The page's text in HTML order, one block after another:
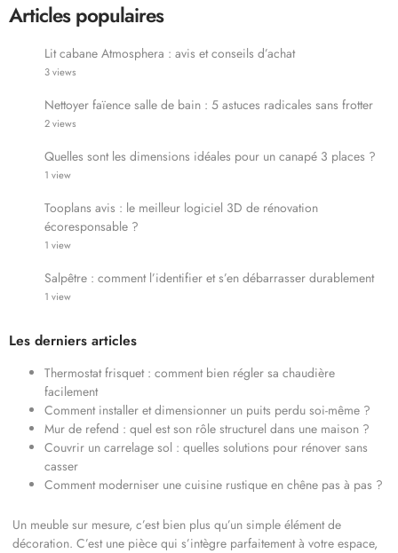
Un meuble sur mesure, c’est bien plus qu’un simple élément de
décoration. C’est une pièce qui s’intègre parfaitement à votre espace,
Articles populaires
Lit cabane Atmosphera : avis et conseils d’achat
3 views
Nettoyer faïence salle de bain : 5 astuces radicales sans frotter
2 views
Quelles sont les dimensions idéales pour un canapé 3 places ?
1 view
Tooplans avis : le meilleur logiciel 3D de rénovation
écoresponsable ?
1 view
Salpêtre : comment l’identifier et s’en débarrasser durablement
1 view
Les derniers articles
Thermostat frisquet : comment bien régler sa chaudière
facilement
Comment installer et dimensionner un puits perdu soi-même ?
Mur de refend : quel est son rôle structurel dans une maison ?
Couvrir un carrelage sol : quelles solutions pour rénover sans
casser
Comment moderniser une cuisine rustique en chêne pas à pas ?